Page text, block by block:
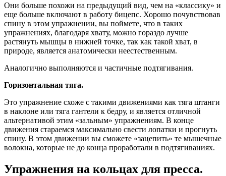
Они больше похожи на предыдущий вид, чем на «классику» и
еще больше включают в работу бицепс. Хорошо почувствовав
спину в этом упражнении, вы поймете, что в таких
упражнениях, благодаря хвату, можно гораздо лучше
растянуть мышцы в нижней точке, так как такой хват, в
природе, является анатомически неестественным.
Аналогично выполняются и частичные подтягивания.
Горизонтальная тяга.
Это упражнение схоже с такими движениями как тяга штанги
в наклоне или тяга гантели к бедру, и является отличной
альтернативой этим «зальным» упражнениям. В конце
движения стараемся максимально свести лопатки и прогнуть
спину. В этом движении вы сможете «зацепить» те мышечные
волокна, которые не до конца проработали в подтягиваниях.
Упражнения на кольцах для пресса.